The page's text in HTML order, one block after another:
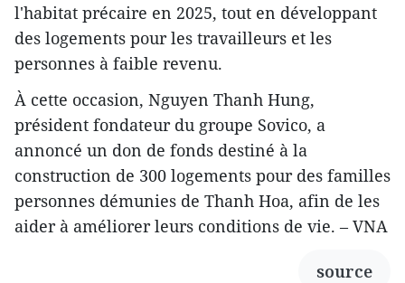
l'habitat précaire en 2025, tout en développant
des logements pour les travailleurs et les
personnes à faible revenu.
À cette occasion, Nguyen Thanh Hung,
président fondateur du groupe Sovico, a
annoncé un don de fonds destiné à la
construction de 300 logements pour des familles
personnes démunies de Thanh Hoa, afin de les
aider à améliorer leurs conditions de vie. – VNA
source